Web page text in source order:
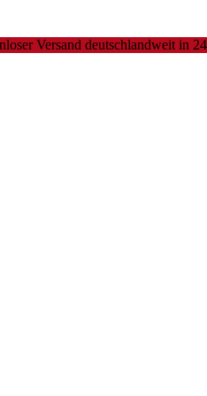
Versand deutschlandweit in